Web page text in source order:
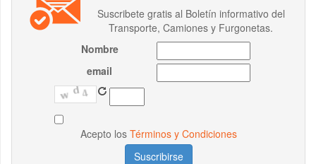
Suscribete gratis al Boletín informativo del
Transporte, Camiones y Furgonetas.
Nombre
email
Acepto los Términos y Condiciones